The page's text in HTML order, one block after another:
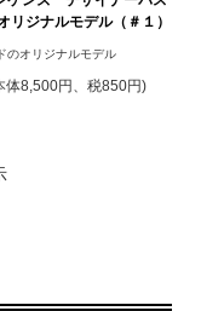
リジナルモデル（＃１）
のオリジナルモデル
体8,500円、税850円)